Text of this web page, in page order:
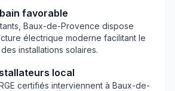
favorable
Baux-de-Provence dispose
électrique moderne facilitant le
installations solaires.
local
certifiés interviennent à Baux-de-